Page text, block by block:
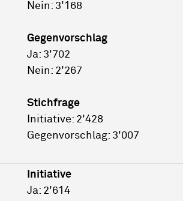
Nein: 3'168
Gegenvorschlag
Ja: 3'702
Nein: 2'267
Stichfrage
Initiative: 2'428
Gegenvorschlag: 3'007
Initiative
Ja: 2'614